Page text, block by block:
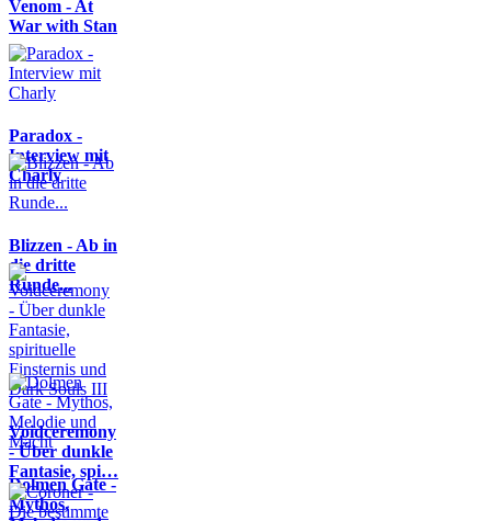
Venom - At
War with Stan
Paradox -
Interview mit
Charly
Blizzen - Ab in
die dritte
Runde...
Voidceremony
- Über dunkle
Fantasie, spi…
Dolmen Gate -
Mythos,